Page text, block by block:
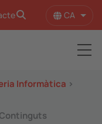
CA
Informàtica >